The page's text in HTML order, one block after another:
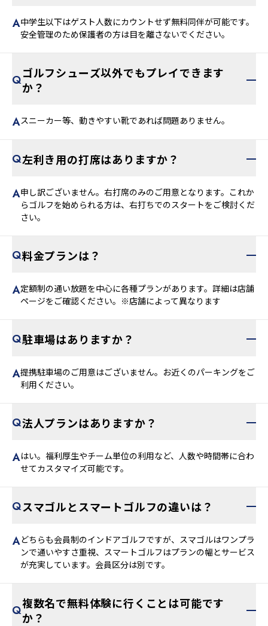
中学生以下はゲスト人数にカウントせず無料同伴が可能です。
安全管理のため保護者の方は目を離さないでください。
ゴルフシューズ以外でもプレイできます
か？
スニーカー等、動きやすい靴であれば問題ありません。
左利き用の打席はありますか？
申し訳ございません。右打席のみのご用意となります。これか
らゴルフを始められる方は、右打ちでのスタートをご検討くだ
さい。
料金プランは？
定額制の通い放題を中心に各種プランがあります。詳細は店舗
ページをご確認ください。※店舗によって異なります
駐車場はありますか？
提携駐車場のご用意はございません。お近くのパーキングをご
利用ください。
法人プランはありますか？
はい。福利厚生やチーム単位の利用など、人数や時間帯に合わ
せてカスタマイズ可能です。
スマゴルとスマートゴルフの違いは？
どちらも会員制のインドアゴルフですが、スマゴルはワンプラ
ンで通いやすさ重視、スマートゴルフはプランの幅とサービス
が充実しています。会員区分は別です。
複数名で無料体験に行くことは可能です
か？